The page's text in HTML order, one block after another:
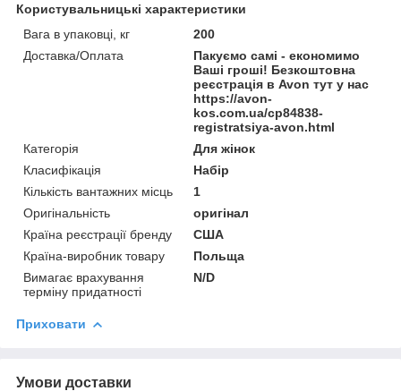
Користувальницькі характеристики
Вага в упаковці, кг
200
Доставка/Оплата
Пакуємо самі - економимо
Ваші гроші! Безкоштовна
реєстрація в Avon тут у нас
https://avon-
kos.com.ua/cp84838-
registratsiya-avon.html
Категорія
Для жінок
Класифікація
Набір
Кількість вантажних місць
1
Оригінальність
оригінал
Країна реєстрації бренду
США
Країна-виробник товару
Польща
Вимагає врахування
терміну придатності
N/D
Приховати
Умови доставки